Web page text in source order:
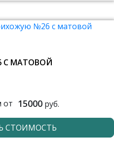
С МАТОВОЙ
от 15000руб.
СТОИМОСТЬ